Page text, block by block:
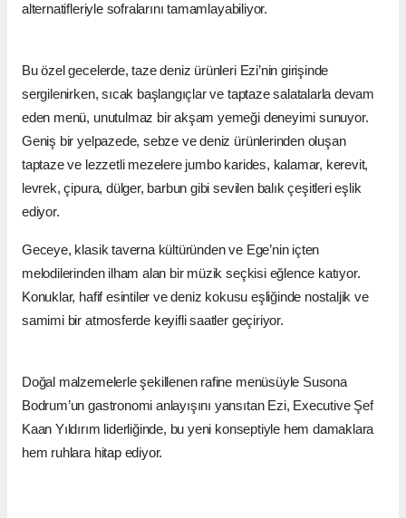
alternatifleriyle sofralarını tamamlayabiliyor.
Bu özel gecelerde, taze deniz ürünleri Ezi’nin girişinde
sergilenirken, sıcak başlangıçlar ve taptaze salatalarla devam
eden menü, unutulmaz bir akşam yemeği deneyimi sunuyor.
Geniş bir yelpazede, sebze ve deniz ürünlerinden oluşan
taptaze ve lezzetli mezelere jumbo karides, kalamar, kerevit,
levrek, çipura, dülger, barbun gibi sevilen balık çeşitleri eşlik
ediyor.
Geceye, klasik taverna kültüründen ve Ege’nin içten
melodilerinden ilham alan bir müzik seçkisi eğlence katıyor.
Konuklar, hafif esintiler ve deniz kokusu eşliğinde nostaljik ve
samimi bir atmosferde keyifli saatler geçiriyor.
Doğal malzemelerle şekillenen rafine menüsüyle Susona
Bodrum’un gastronomi anlayışını yansıtan Ezi, Executive Şef
Kaan Yıldırım liderliğinde, bu yeni konseptiyle hem damaklara
hem ruhlara hitap ediyor.